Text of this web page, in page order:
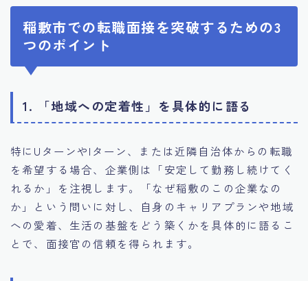
稲敷市での転職面接を突破するための3
つのポイント
1. 「地域への定着性」を具体的に語る
特にUターンやIターン、または近隣自治体からの転職
を希望する場合、企業側は「安定して勤務し続けてく
れるか」を注視します。「なぜ稲敷のこの企業なの
か」という問いに対し、自身のキャリアプランや地域
への愛着、生活の基盤をどう築くかを具体的に語るこ
とで、面接官の信頼を得られます。